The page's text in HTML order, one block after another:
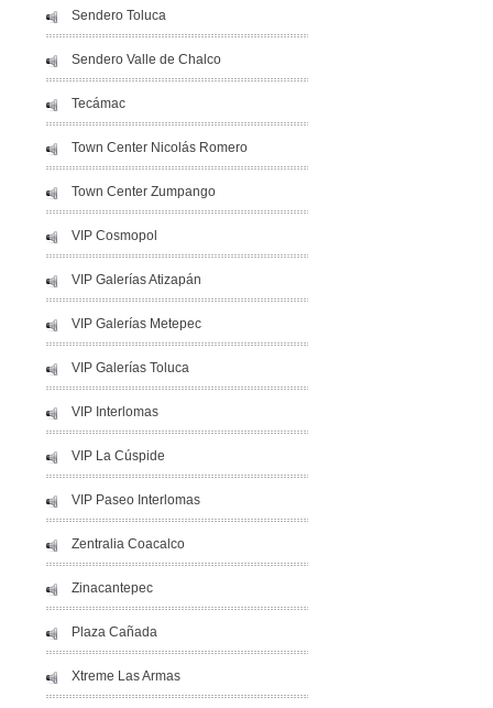
Sendero Toluca
Sendero Valle de Chalco
Tecámac
Town Center Nicolás Romero
Town Center Zumpango
VIP Cosmopol
VIP Galerías Atizapán
VIP Galerías Metepec
VIP Galerías Toluca
VIP Interlomas
VIP La Cúspide
VIP Paseo Interlomas
Zentralia Coacalco
Zinacantepec
Plaza Cañada
Xtreme Las Armas